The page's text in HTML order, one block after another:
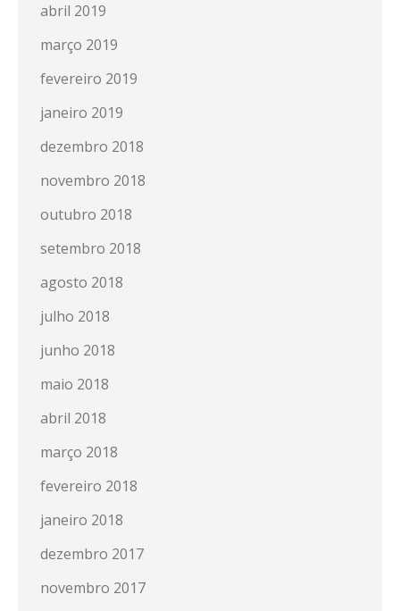
abril 2019
março 2019
fevereiro 2019
janeiro 2019
dezembro 2018
novembro 2018
outubro 2018
setembro 2018
agosto 2018
julho 2018
junho 2018
maio 2018
abril 2018
março 2018
fevereiro 2018
janeiro 2018
dezembro 2017
novembro 2017